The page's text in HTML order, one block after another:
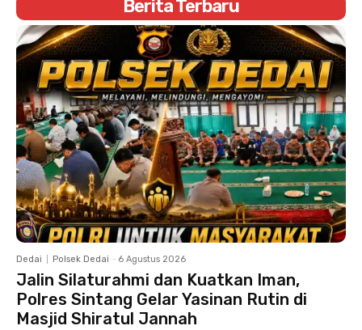
Berita Terbaru
Dedai Polsek Dedai - 6 Agustus 2026
Jalin Silaturahmi dan Kuatkan Iman,
Polres Sintang Gelar Yasinan Rutin di
Masjid Shiratul Jannah